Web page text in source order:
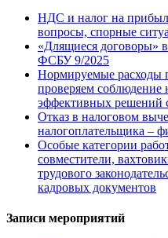
НДС и налог на
вопросы, спорные
«Длящиеся договоры» в
ФСБУ 9/2025
Нормируемые расходы
проверяем
эффективных решений
Отказ в налоговом
налогоплательщика –
Особые категории
совместители,
трудового
кадровых документов
Записи мероприятий